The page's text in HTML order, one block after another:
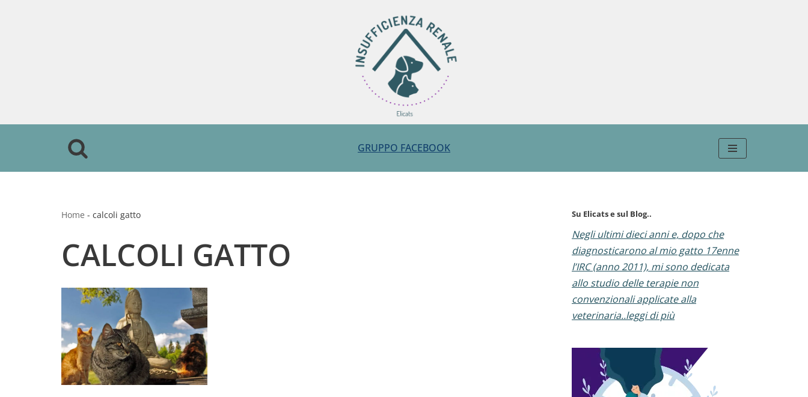
GRUPPO FACEBOOK
Home - calcoli gatto
CALCOLI GATTO
Su Elicats e sul Blog..
Negli ultimi dieci anni e, dopo che
diagnosticarono al mio gatto 17enne
l’IRC (anno 2011), mi sono dedicata
allo studio delle terapie non
convenzionali applicate alla
veterinaria..leggi di più